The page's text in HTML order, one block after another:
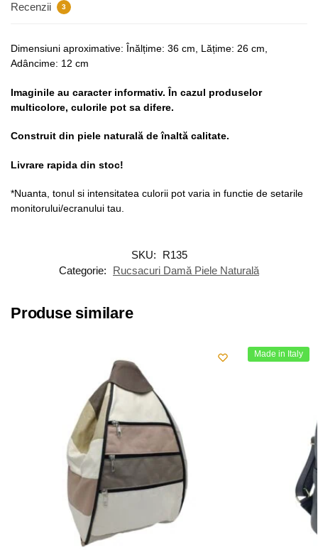
Recenzii 3
Dimensiuni aproximative: Înălțime: 36 cm, Lățime: 26 cm,
Adâncime: 12 cm
Imaginile au caracter informativ. În cazul produselor
multicolore, culorile pot sa difere.
Construit din piele naturală de înaltă calitate.
Livrare rapida din stoc!
*Nuanta, tonul si intensitatea culorii pot varia in functie de setarile
monitorului/ecranului tau.
SKU:
R135
Categorie:
Rucsacuri Damă Piele Naturală
Produse similare
Made in Italy